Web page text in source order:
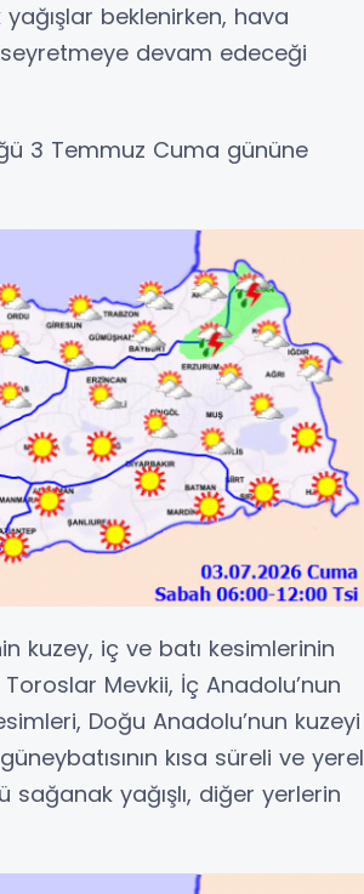
beklenirken, hava
seyretmeye devam edeceği
3 Temmuz Cuma gününe
kuzey, iç ve batı kesimlerinin
Mevkii, İç Anadolu’nun
Doğu Anadolu’nun kuzeyi
kısa süreli ve yerel
yağışlı, diğer yerlerin